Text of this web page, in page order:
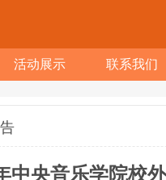
活动展示 联系我们
中央音乐学院校